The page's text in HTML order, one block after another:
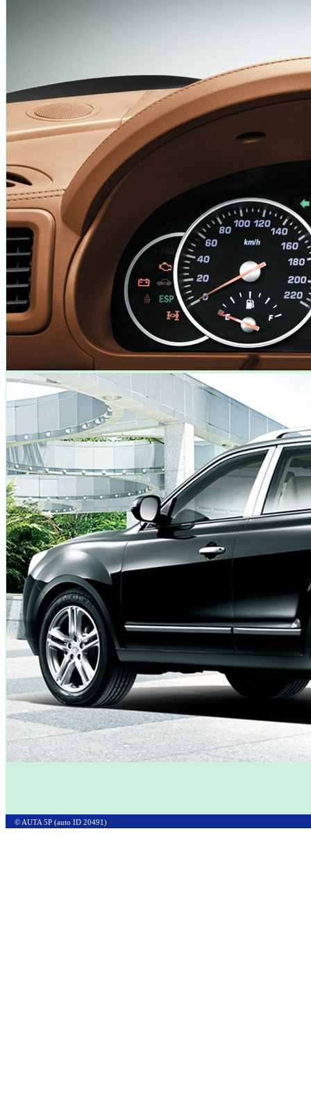
© AUTA 5P (auto ID 20491)